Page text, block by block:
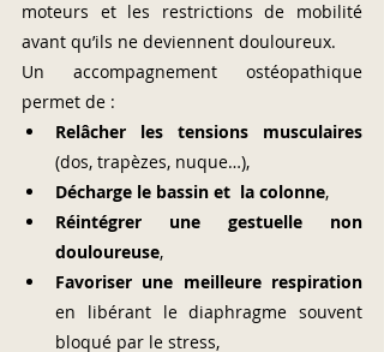
moteurs et les restrictions de mobilité
avant qu’ils ne deviennent douloureux.
Un accompagnement ostéopathique
permet de :
Relâcher les tensions musculaires
(dos, trapèzes, nuque…),
Décharge le bassin et  la colonne,
Réintégrer une gestuelle non
douloureuse,
Favoriser une meilleure respiration
en libérant le diaphragme souvent
bloqué par le stress,